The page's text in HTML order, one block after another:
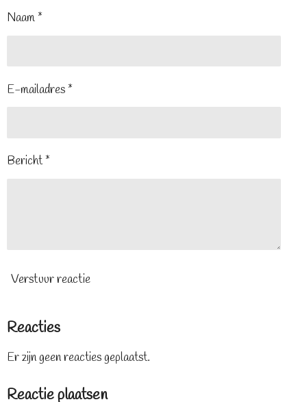
Naam *
E-mailadres *
Bericht *
Verstuur reactie
Reacties
Er zijn geen reacties geplaatst.
Reactie plaatsen